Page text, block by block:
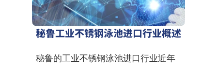
秘鲁工业不锈钢泳池进口行业概述
秘鲁的工业不锈钢泳池进口行业近年